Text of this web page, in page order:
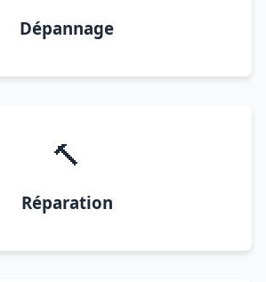
Dépannage
🔨
Réparation